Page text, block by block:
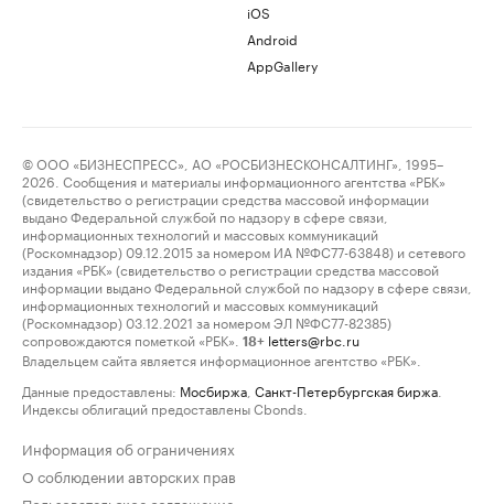
iOS
Android
AppGallery
© ООО «БИЗНЕСПРЕСС», АО «РОСБИЗНЕСКОНСАЛТИНГ», 1995–
2026. Сообщения и материалы информационного агентства «РБК»
(свидетельство о регистрации средства массовой информации
выдано Федеральной службой по надзору в сфере связи,
информационных технологий и массовых коммуникаций
(Роскомнадзор) 09.12.2015 за номером ИА №ФС77-63848) и сетевого
издания «РБК» (свидетельство о регистрации средства массовой
информации выдано Федеральной службой по надзору в сфере связи,
информационных технологий и массовых коммуникаций
(Роскомнадзор) 03.12.2021 за номером ЭЛ №ФС77-82385)
сопровождаются пометкой «РБК».
18+ letters@rbc.ru
Владельцем сайта является информационное агентство «РБК».
Данные предоставлены: Мосбиржа Санкт-Петербургская биржа
Индексы облигаций предоставлены Cbonds.
Информация об ограничениях
О соблюдении авторских прав